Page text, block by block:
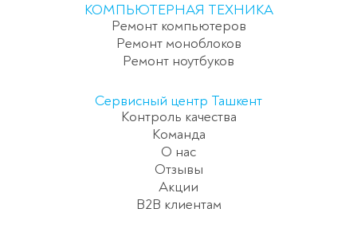
КОМПЬЮТЕРНАЯ ТЕХНИКА
Ремонт компьютеров
Ремонт моноблоков
Ремонт ноутбуков
Сервисный центр Ташкент
Контроль качества
Команда
О нас
Отзывы
Акции
B2B клиентам